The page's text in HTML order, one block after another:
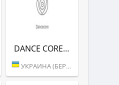
DANCE CORE (РАДІО РЕКОРД)
УКРАИНА (БЕРДИЧЕВ)